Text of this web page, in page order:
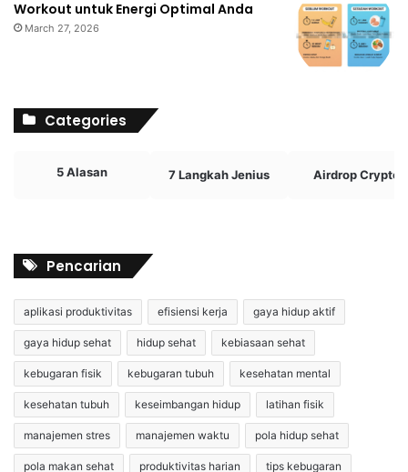
Workout untuk Energi Optimal Anda
March 27, 2026
Categories
5 Alasan 7 Langkah Jenius Airdrop Crypto
Pencarian
aplikasi produktivitas efisiensi kerja gaya hidup aktif
gaya hidup sehat hidup sehat kebiasaan sehat
kebugaran fisik kebugaran tubuh kesehatan mental
kesehatan tubuh keseimbangan hidup latihan fisik
manajemen stres manajemen waktu pola hidup sehat
pola makan sehat produktivitas harian tips kebugaran